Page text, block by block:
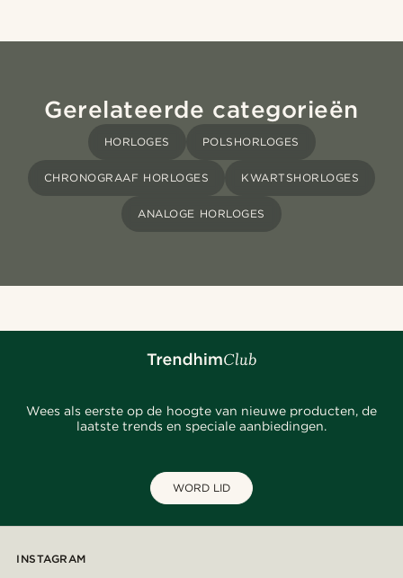
Gerelateerde categorieën
HORLOGES POLSHORLOGES
CHRONOGRAAF HORLOGES KWARTSHORLOGES
ANALOGE HORLOGES
Wees als eerste op de hoogte van nieuwe producten, de
laatste trends en speciale aanbiedingen.
WORD LID
INSTAGRAM